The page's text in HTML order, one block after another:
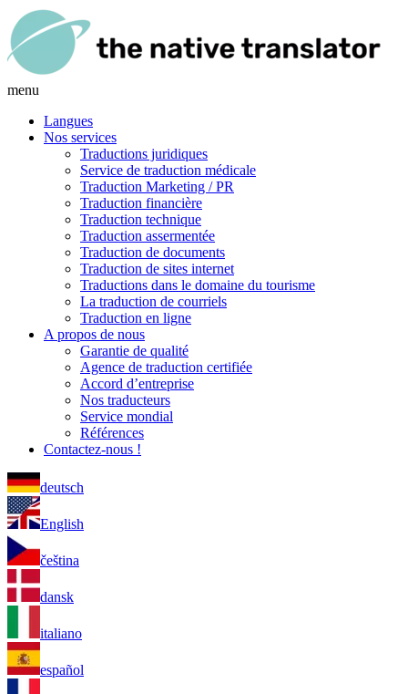
menu
Langues
Nos services
Traductions juridiques
Service de traduction médicale
Traduction Marketing / PR
Traduction financière
Traduction technique
Traduction assermentée
Traduction de documents
Traduction de sites internet
Traductions dans le domaine du tourisme
La traduction de courriels
Traduction en ligne
A propos de nous
Garantie de qualité
Agence de traduction certifiée
Accord d’entreprise
Nos traducteurs
Service mondial
Références
Contactez-nous !
deutsch
English
čeština
dansk
italiano
español